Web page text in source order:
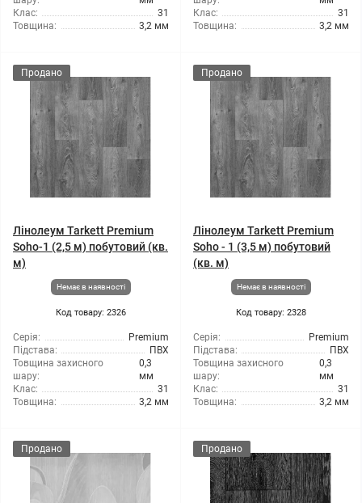
Клас:
31
Товщина:
3,2 мм
Клас:
31
Товщина:
3,2 мм
Продано
Лінолеум Tarkett Premium
Soho-1 (2,5 м) побутовий (кв.
м)
Немає в наявності
Код товару: 2326
Серія:
Premium
Підстава:
ПВХ
Товщина захисного
шару:
0,3
мм
Клас:
31
Товщина:
3,2 мм
Продано
Лінолеум Tarkett Premium
Soho - 1 (3,5 м) побутовий
(кв. м)
Немає в наявності
Код товару: 2328
Серія:
Premium
Підстава:
ПВХ
Товщина захисного
шару:
0,3
мм
Клас:
31
Товщина:
3,2 мм
Продано Продано